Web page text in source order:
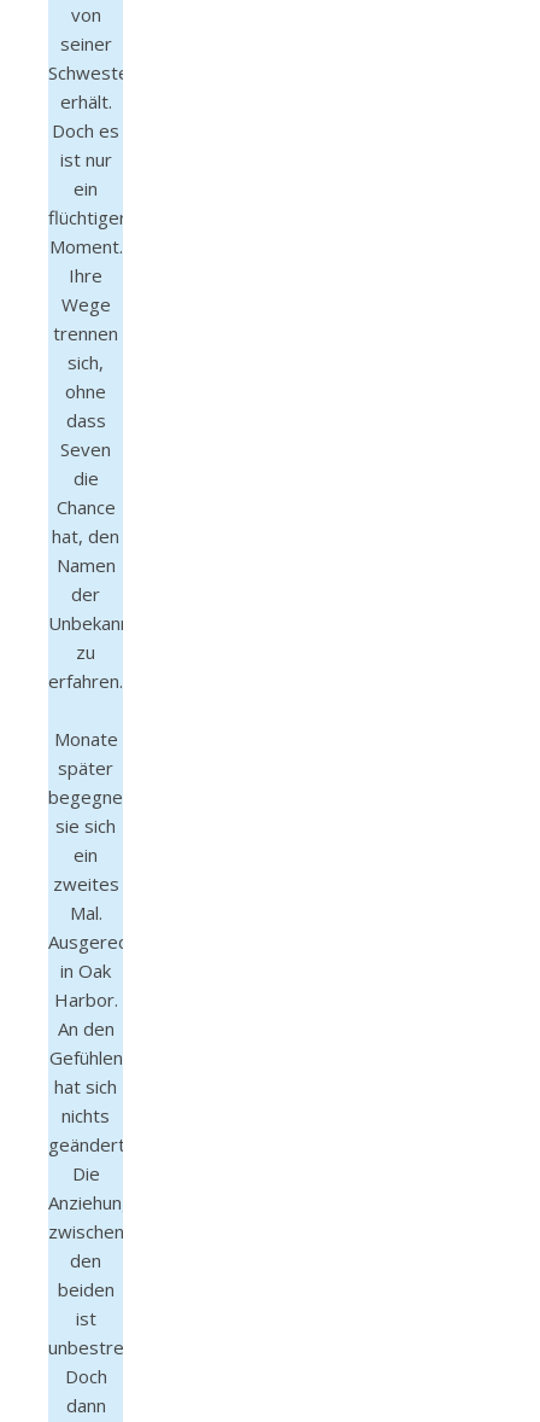
von
seiner
Schwester
erhält.
Doch es
ist nur
ein
flüchtiger
Moment.
Ihre
Wege
trennen
sich,
ohne
dass
Seven
die
Chance
hat, den
Namen
der
Unbekannten
zu
erfahren.
Monate
später
begegnen
sie sich
ein
zweites
Mal.
Ausgerechnet
in Oak
Harbor.
An den
Gefühlen
hat sich
nichts
geändert.
Die
Anziehung
zwischen
den
beiden
ist
unbestreitbar.
Doch
dann